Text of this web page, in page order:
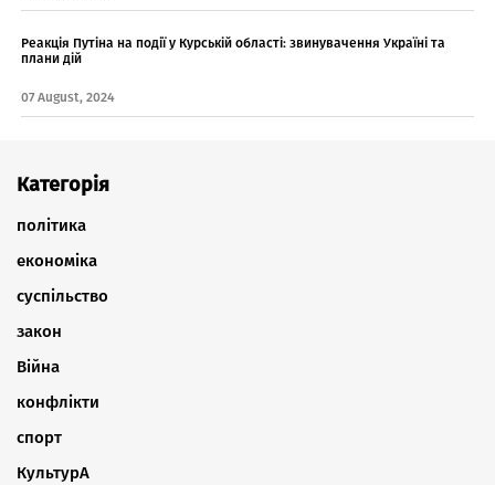
Реакція Путіна на події у Курській області: звинувачення Україні та
плани дій
07 August, 2024
Категорія
політика
економіка
суспільство
закон
Війна
конфлікти
спорт
КультурА